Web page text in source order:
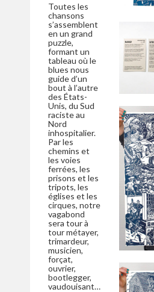
Toutes les
chansons
s’assemblent
en un grand
puzzle,
formant un
tableau où le
blues nous
guide d’un
bout à l’autre
des États-
Unis, du Sud
raciste au
Nord
inhospitalier.
Par les
chemins et
les voies
ferrées, les
prisons et les
tripots, les
églises et les
cirques, notre
vagabond
sera tour à
tour métayer,
trimardeur,
musicien,
forçat,
ouvrier,
bootlegger,
vaudouisant…